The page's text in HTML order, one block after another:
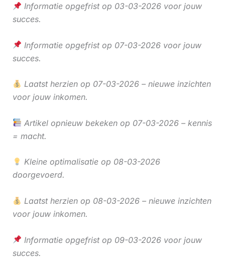
Informatie opgefrist op 03-03-2026 voor jouw
succes.
Informatie opgefrist op 07-03-2026 voor jouw
succes.
Laatst herzien op 07-03-2026 – nieuwe inzichten
voor jouw inkomen.
Artikel opnieuw bekeken op 07-03-2026 – kennis
= macht.
Kleine optimalisatie op 08-03-2026
doorgevoerd.
Laatst herzien op 08-03-2026 – nieuwe inzichten
voor jouw inkomen.
Informatie opgefrist op 09-03-2026 voor jouw
succes.